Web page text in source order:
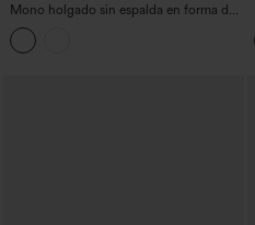
Mono holgado sin espalda en forma de
U con bolsillos — versión Easy Peezy